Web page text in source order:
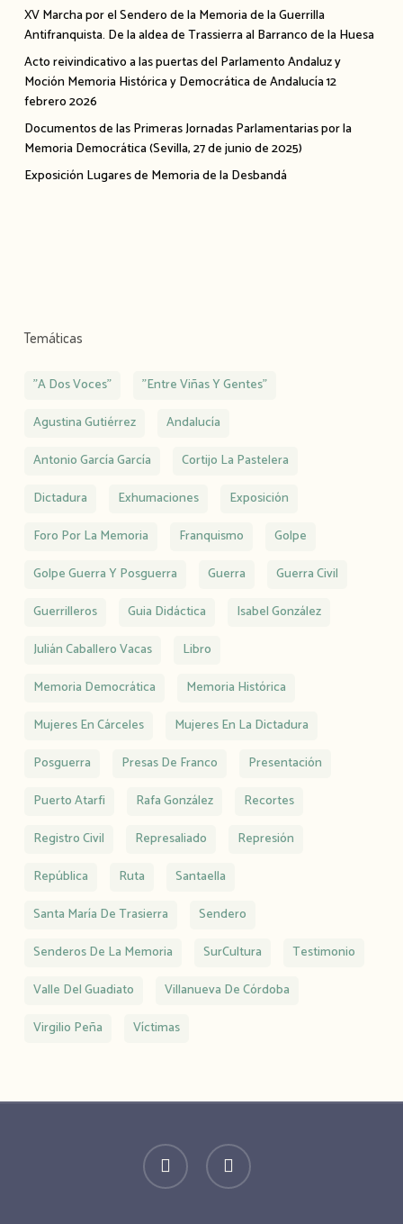
XV Marcha por el Sendero de la Memoria de la Guerrilla
Antifranquista. De la aldea de Trassierra al Barranco de la Huesa
Acto reivindicativo a las puertas del Parlamento Andaluz y
Moción Memoria Histórica y Democrática de Andalucía 12
febrero 2026
Documentos de las Primeras Jornadas Parlamentarias por la
Memoria Democrática (Sevilla, 27 de junio de 2025)
Exposición Lugares de Memoria de la Desbandá
Temáticas
"A Dos Voces"
"Entre Viñas Y Gentes"
Agustina Gutiérrez
Andalucía
Antonio García García
Cortijo La Pastelera
Dictadura
Exhumaciones
Exposición
Foro Por La Memoria
Franquismo
Golpe
Golpe Guerra Y Posguerra
Guerra
Guerra Civil
Guerrilleros
Guia Didáctica
Isabel González
Julián Caballero Vacas
Libro
Memoria Democrática
Memoria Histórica
Mujeres En Cárceles
Mujeres En La Dictadura
Posguerra
Presas De Franco
Presentación
Puerto Atarfi
Rafa González
Recortes
Registro Civil
Represaliado
Represión
República
Ruta
Santaella
Santa María De Trasierra
Sendero
Senderos De La Memoria
SurCultura
Testimonio
Valle Del Guadiato
Villanueva De Córdoba
Virgilio Peña
Víctimas
twitter facebook